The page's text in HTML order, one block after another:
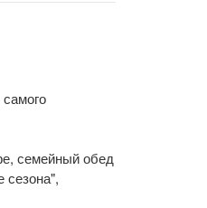
семейный обед
сезона",